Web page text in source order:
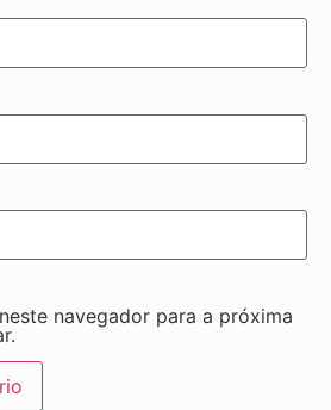
navegador para a próxima